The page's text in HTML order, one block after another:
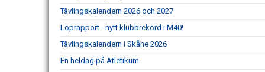
Tävlingskalendern 2026 och 2027
Löprapport - nytt klubbrekord i M40!
Tävlingskalendern i Skåne 2026
En heldag på Atletikum